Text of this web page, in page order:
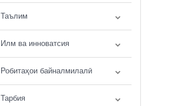
Таълим
Илм ва инноватсия
Робитаҳои байналмилалӣ
Тарбия